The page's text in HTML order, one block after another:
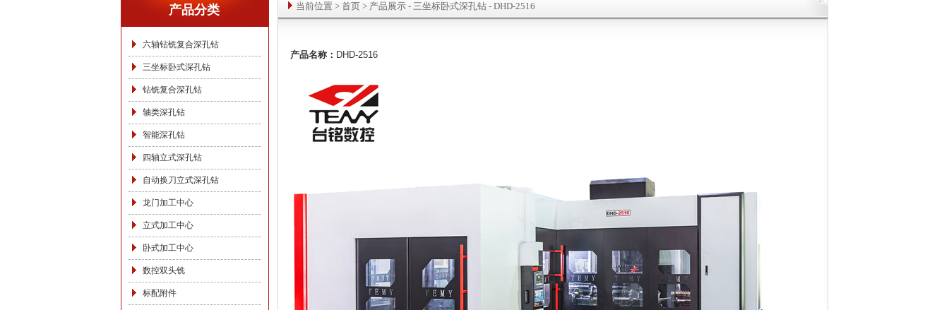
产品分类
六轴钻铣复合深孔钻
三坐标卧式深孔钻
钻铣复合深孔钻
轴类深孔钻
智能深孔钻
四轴立式深孔钻
自动换刀立式深孔钻
龙门加工中心
立式加工中心
卧式加工中心
数控双头铣
标配附件
当前位置 > 首页 > 产品展示 - 三坐标卧式深孔钻 - DHD-2516
产品名称： DHD-2516